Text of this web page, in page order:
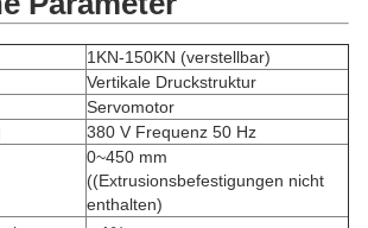
1KN-150KN (verstellbar)
Vertikale Druckstruktur
Servomotor
380 V Frequenz 50 Hz
0~450 mm
((Extrusionsbefestigungen nicht
enthalten)